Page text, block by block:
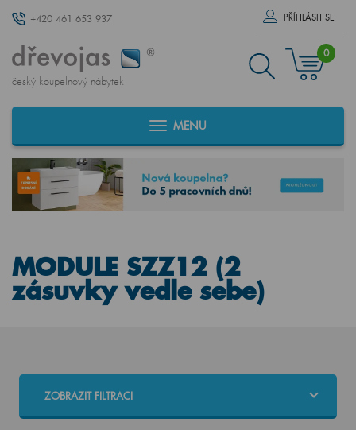
+420 461 653 937 PŘÍHLÁSIT SE
český koupelnový nábytek
0
MENU
MODULE SZZ12 (2
zásuvky vedle sebe)
ZOBRAZIT FILTRACI